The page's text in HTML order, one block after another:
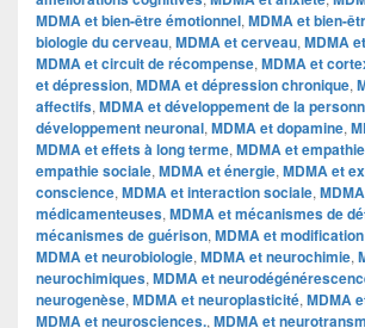
MDMA et bien-être émotionnel, MDMA et bien-
biologie du cerveau, MDMA et cerveau, MDMA
MDMA et circuit de récompense, MDMA et
et dépression, MDMA et dépression chronique,
affectifs, MDMA et développement de la
développement neuronal, MDMA et dopamine,
MDMA et effets à long terme, MDMA et empathie
empathie sociale, MDMA et énergie, MDMA et
conscience, MDMA et interaction sociale,
médicamenteuses, MDMA et mécanismes de
mécanismes de guérison, MDMA et
MDMA et neurobiologie, MDMA et neurochimie,
neurochimiques, MDMA et
neurogenèse, MDMA et neuroplasticité, MDMA
MDMA et neurosciences., MDMA et